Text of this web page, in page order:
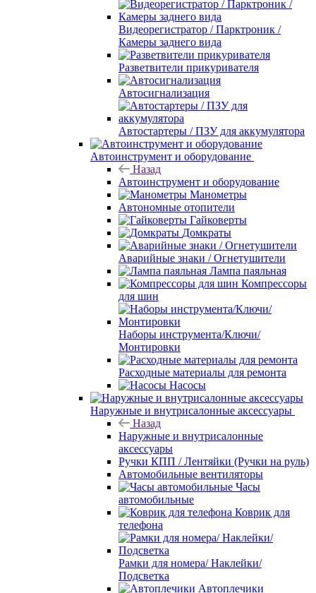
Видеорегистратор / Парктроник /
Камеры заднего вида
Разветвители прикуривателя
Автосигнализация
Автостартеры / ПЗУ для аккумулятора
Автоинструмент и оборудование
Назад
Автоинструмент и оборудование
Манометры
Автономные отопители
Гайковерты
Домкраты
Аварийные знаки / Огнетушители
Лампа паяльная
Компрессоры
для шин
Наборы инструмента/Ключи/
Монтировки
Расходные материалы для ремонта
Насосы
Наружные и внутрисалонные аксессуары
Назад
Наружные и внутрисалонные
аксессуары
Ручки КПП / Лентяйки (Ручки на руль)
Автомобильные вентиляторы
Часы
автомобильные
Коврик для
телефона
Рамки для номера/ Наклейки/
Подсветка
Автоплечики